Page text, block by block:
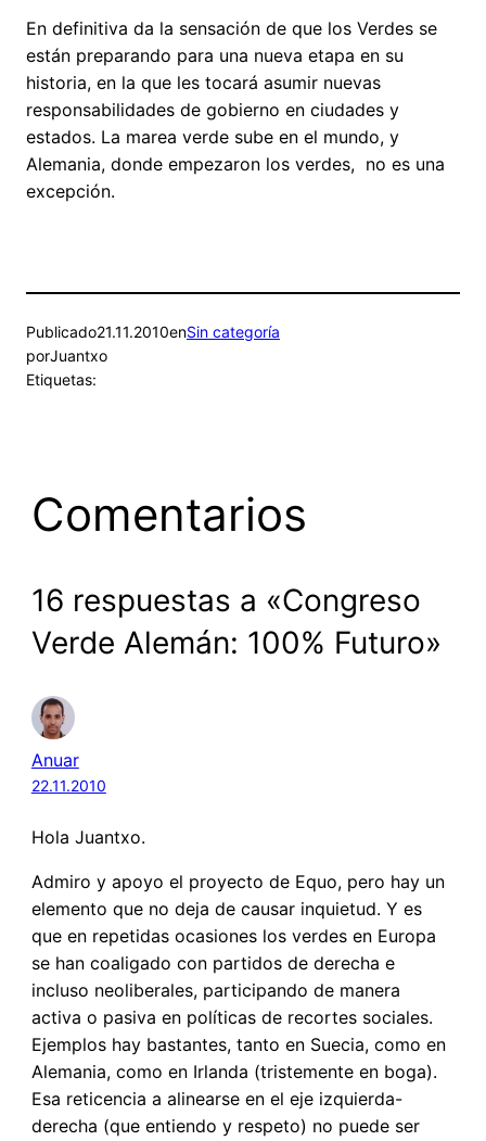
En definitiva da la sensación de que los Verdes se
están preparando para una nueva etapa en su
historia, en la que les tocará asumir nuevas
responsabilidades de gobierno en ciudades y
estados. La marea verde sube en el mundo, y
Alemania, donde empezaron los verdes, no es una
excepción.
Publicado21.11.2010enSin categoría
porJuantxo
Etiquetas:
Comentarios
16 respuestas a «Congreso
Verde Alemán: 100% Futuro»
Anuar
22.11.2010
Hola Juantxo.
Admiro y apoyo el proyecto de Equo, pero hay un
elemento que no deja de causar inquietud. Y es
que en repetidas ocasiones los verdes en Europa
se han coaligado con partidos de derecha e
incluso neoliberales, participando de manera
activa o pasiva en políticas de recortes sociales.
Ejemplos hay bastantes, tanto en Suecia, como en
Alemania, como en Irlanda (tristemente en boga).
Esa reticencia a alinearse en el eje izquierda-
derecha (que entiendo y respeto) no puede ser